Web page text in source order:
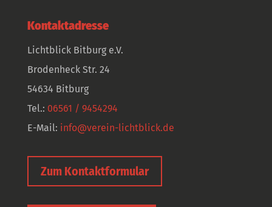
Kontaktadresse
Lichtblick Bitburg e.V.
Brodenheck Str. 24
54634 Bitburg
Tel.: 06561 / 9454294
E-Mail: info@verein-lichtblick.de
Zum Kontaktformular